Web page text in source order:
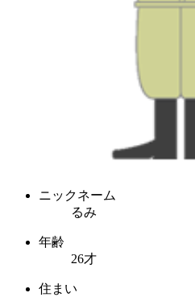
ニックネーム
るみ
年齢
26才
住まい